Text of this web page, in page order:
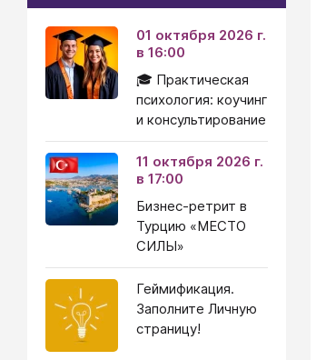
01 октября 2026 г.
в 16:00
🎓 Практическая
психология: коучинг
и консультирование
11 октября 2026 г.
в 17:00
Бизнес-ретрит в
Турцию «МЕСТО
СИЛЫ»
Геймификация.
Заполните Личную
страницу!